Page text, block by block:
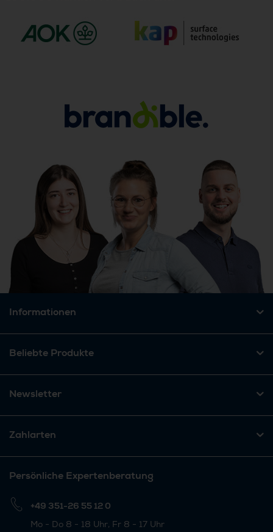
Informationen
Beliebte Produkte
Newsletter
Zahlarten
Persönliche Expertenberatung
+49 351-26 55 12 0
Mo - Do 8 - 18 Uhr, Fr 8 - 17 Uhr